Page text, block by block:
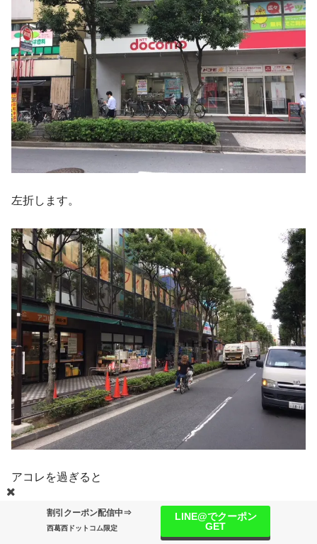
左折します。
アコレを過ぎると
ライター募集 運営情報
割引クーポン配信中⇒
西葛西ドットコム限定
LINE@でクーポン
GET